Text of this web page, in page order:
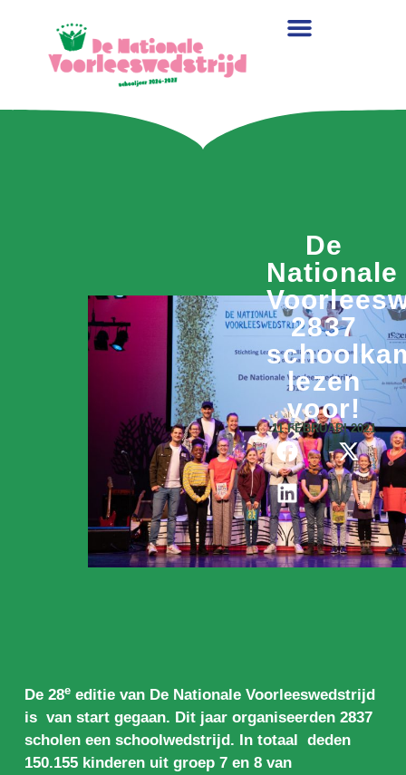
De
Nationale
2837
lezen
voor!
11 FEBRUARI 2021
De 28eeditie van De Nationale Voorleeswedstrijd
is van start gegaan. Dit jaar organiseerden 2837
scholen een schoolwedstrijd. In totaal deden
150.155 kinderen uit groep 7 en 8 van